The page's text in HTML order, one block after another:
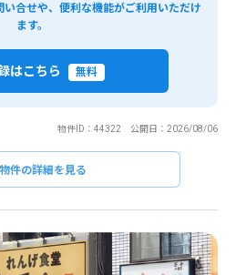
合せや、便利な機能がご利用いただけ
ます。
はこちら 無料
物件ID：44322 公開日：2026/08/06
件の詳細を見る